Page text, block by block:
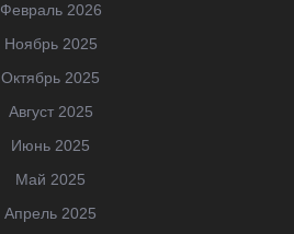
Февраль 2026
Ноябрь 2025
Октябрь 2025
Август 2025
Июнь 2025
Май 2025
Апрель 2025